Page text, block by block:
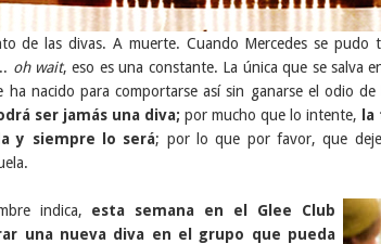
de las divas. A muerte. Cuando Mercedes se pudo
oh wait, eso es una constante. La única que se salva
ha nacido para comportarse así sin ganarse el odio de
ser jamás una diva; por mucho que lo intente,
y siempre lo será; por lo que por favor, que
indica, esta semana en el Glee Club
una nueva diva en el grupo que pueda